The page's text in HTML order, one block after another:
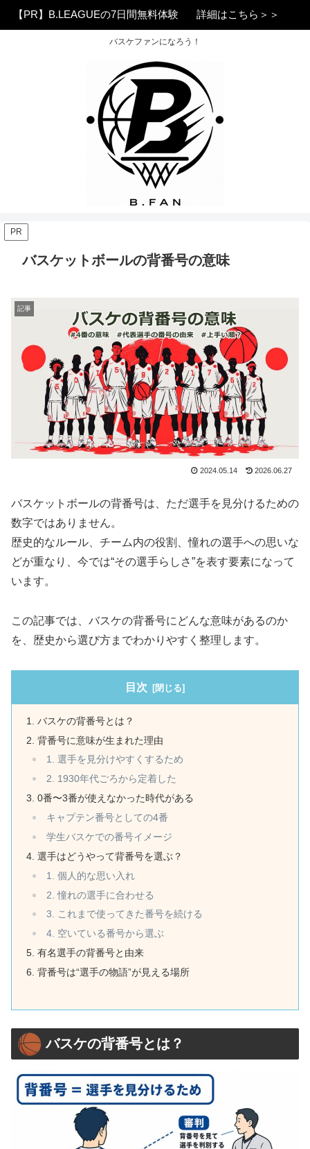
【PR】B.LEAGUEの7日間無料体験 詳細はこちら＞＞
バスケファンになろう！
PR
バスケットボールの背番号の意味
記事
2024.05.14 2026.06.27
バスケットボールの背番号は、ただ選手を見分けるための
数字ではありません。
歴史的なルール、チーム内の役割、憧れの選手への思いな
どが重なり、今では“その選手らしさ”を表す要素になって
います。
この記事では、バスケの背番号にどんな意味があるのか
を、歴史から選び方までわかりやすく整理します。
目次
バスケの背番号とは？
背番号に意味が生まれた理由
1. 選手を見分けやすくするため
2. 1930年代ごろから定着した
0番〜3番が使えなかった時代がある
キャプテン番号としての4番
学生バスケでの番号イメージ
選手はどうやって背番号を選ぶ？
1. 個人的な思い入れ
2. 憧れの選手に合わせる
3. これまで使ってきた番号を続ける
4. 空いている番号から選ぶ
有名選手の背番号と由来
背番号は“選手の物語”が見える場所
バスケの背番号とは？